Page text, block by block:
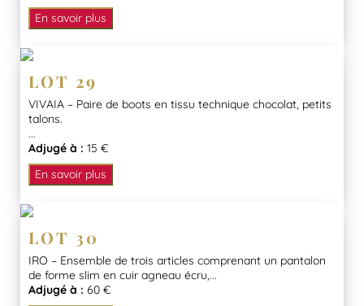
En savoir plus
LOT 29
VIVAIA – Paire de boots en tissu technique chocolat, petits
talons.
...
Adjugé à : 15 €
En savoir plus
LOT 30
IRO – Ensemble de trois articles comprenant un pantalon
de forme slim en cuir agneau écru,...
Adjugé à : 60 €